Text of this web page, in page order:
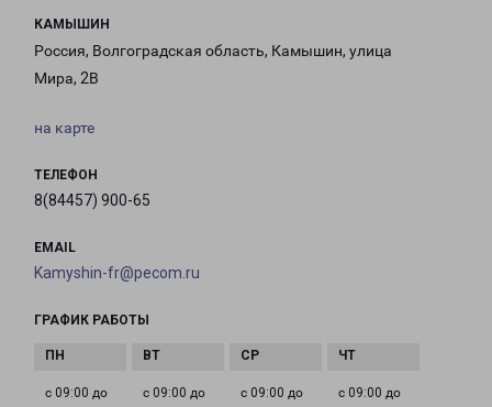
КАМЫШИН
Россия, Волгоградская область, Камышин, улица
Мира, 2В
на карте
ТЕЛЕФОН
8(84457) 900-65
EMAIL
Kamyshin-fr@pecom.ru
ГРАФИК РАБОТЫ
с 09:00 до
с 09:00 до
с 09:00 до
с 09:00 до